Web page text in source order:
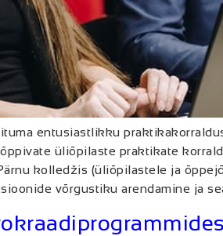
entusiastlikku
üliõpilaste praktikate
kolledžis (üliõpilastele ja
võrgustiku arendamine ja